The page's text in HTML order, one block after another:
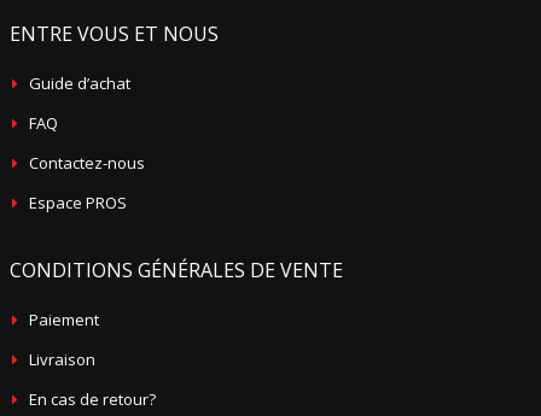
ENTRE VOUS ET NOUS
Guide d’achat
FAQ
Contactez-nous
Espace PROS
CONDITIONS GÉNÉRALES DE VENTE
Paiement
Livraison
En cas de retour?